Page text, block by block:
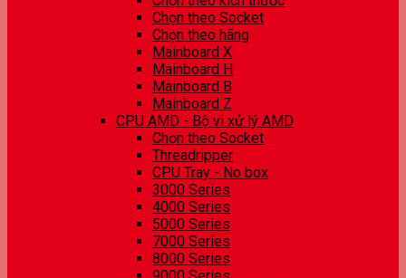
Chọn theo Socket
Chọn theo hãng
Mainboard X
Mainboard H
Mainboard B
Mainboard Z
CPU AMD - Bộ vi xử lý AMD
Chọn theo Socket
Threadripper
CPU Tray - No box
3000 Series
4000 Series
5000 Series
7000 Series
8000 Series